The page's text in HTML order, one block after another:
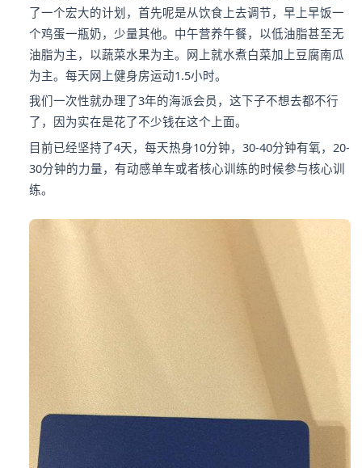
了一个宏大的计划，首先呢是从饮食上去调节，早上早饭一
个鸡蛋一瓶奶，少量其他。中午营养午餐，以低油脂甚至无
油脂为主，以蔬菜水果为主。网上就水煮白菜加上豆腐南瓜
为主。每天网上健身房运动1.5小时。
我们一次性就办理了3年的海派会员，这下子不想去都不行
了，因为实在是花了不少钱在这个上面。
目前已经坚持了4天，每天热身10分钟，30-40分钟有氧，20-
30分钟的力量，有动感单车或者核心训练的时候参与核心训
练。